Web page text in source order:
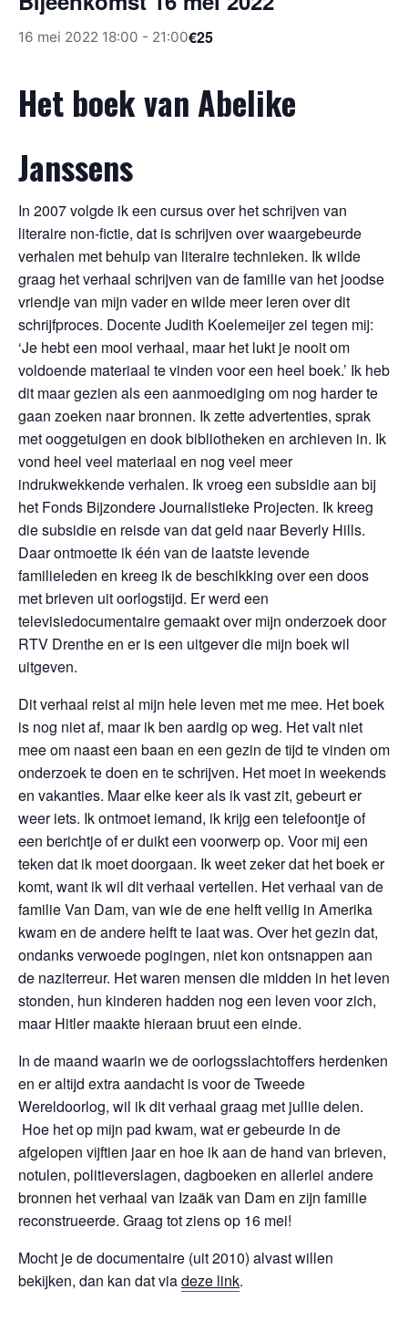
16 mei 2022 18:00 - 21:00€25
Het boek van Abelike
Janssens
In 2007 volgde ik een cursus over het schrijven van
literaire non-fictie, dat is schrijven over waargebeurde
verhalen met behulp van literaire technieken. Ik wilde
graag het verhaal schrijven van de familie van het joodse
vriendje van mijn vader en wilde meer leren over dit
schrijfproces. Docente Judith Koelemeijer zei tegen mij:
‘Je hebt een mooi verhaal, maar het lukt je nooit om
voldoende materiaal te vinden voor een heel boek.’ Ik heb
dit maar gezien als een aanmoediging om nog harder te
gaan zoeken naar bronnen. Ik zette advertenties, sprak
met ooggetuigen en dook bibliotheken en archieven in. Ik
vond heel veel materiaal en nog veel meer
indrukwekkende verhalen. Ik vroeg een subsidie aan bij
het Fonds Bijzondere Journalistieke Projecten. Ik kreeg
die subsidie en reisde van dat geld naar Beverly Hills.
Daar ontmoette ik één van de laatste levende
familieleden en kreeg ik de beschikking over een doos
met brieven uit oorlogstijd. Er werd een
televisiedocumentaire gemaakt over mijn onderzoek door
RTV Drenthe en er is een uitgever die mijn boek wil
uitgeven.
Dit verhaal reist al mijn hele leven met me mee. Het boek
is nog niet af, maar ik ben aardig op weg. Het valt niet
mee om naast een baan en een gezin de tijd te vinden om
onderzoek te doen en te schrijven. Het moet in weekends
en vakanties. Maar elke keer als ik vast zit, gebeurt er
weer iets. Ik ontmoet iemand, ik krijg een telefoontje of
een berichtje of er duikt een voorwerp op. Voor mij een
teken dat ik moet doorgaan. Ik weet zeker dat het boek er
komt, want ik wil dit verhaal vertellen. Het verhaal van de
familie Van Dam, van wie de ene helft veilig in Amerika
kwam en de andere helft te laat was. Over het gezin dat,
ondanks verwoede pogingen, niet kon ontsnappen aan
de naziterreur. Het waren mensen die midden in het leven
stonden, hun kinderen hadden nog een leven voor zich,
maar Hitler maakte hieraan bruut een einde.
In de maand waarin we de oorlogsslachtoffers herdenken
en er altijd extra aandacht is voor de Tweede
Wereldoorlog, wil ik dit verhaal graag met jullie delen.
Hoe het op mijn pad kwam, wat er gebeurde in de
afgelopen vijftien jaar en hoe ik aan de hand van brieven,
notulen, politieverslagen, dagboeken en allerlei andere
bronnen het verhaal van Izaäk van Dam en zijn familie
reconstrueerde. Graag tot ziens op 16 mei!
Mocht je de documentaire (uit 2010) alvast willen
bekijken, dan kan dat viadeze link.